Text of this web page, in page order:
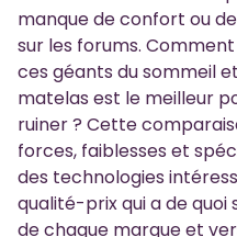
manque de confort ou
sur les forums.
ces géants du sommeil
matelas est le meilleur
ruiner ? Cette
forces, faiblesses et
des technologies
qualité-prix qui a de quoi
de chaque marque et